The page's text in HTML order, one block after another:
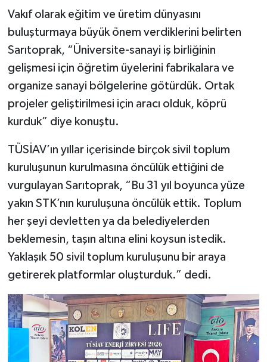
Vakıf olarak eğitim ve üretim dünyasını
buluşturmaya büyük önem verdiklerini belirten
Sarıtoprak, “Üniversite-sanayi iş birliğinin
gelişmesi için öğretim üyelerini fabrikalara ve
organize sanayi bölgelerine götürdük. Ortak
projeler geliştirilmesi için aracı olduk, köprü
kurduk” diye konuştu.
TÜSİAV’ın yıllar içerisinde birçok sivil toplum
kuruluşunun kurulmasına öncülük ettiğini de
vurgulayan Sarıtoprak, “Bu 31 yıl boyunca yüze
yakın STK’nın kuruluşuna öncülük ettik. Toplum
her şeyi devletten ya da belediyelerden
beklemesin, taşın altına elini koysun istedik.
Yaklaşık 50 sivil toplum kuruluşunu bir araya
getirerek platformlar oluşturduk.” dedi.